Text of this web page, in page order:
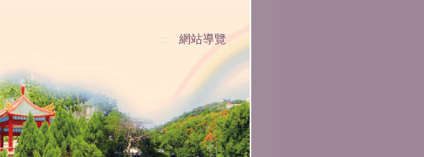
::: 網站導覽